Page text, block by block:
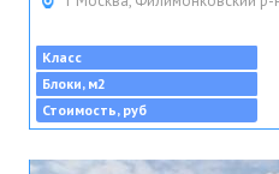
Класс
Блоки, м2
Стоимость, руб